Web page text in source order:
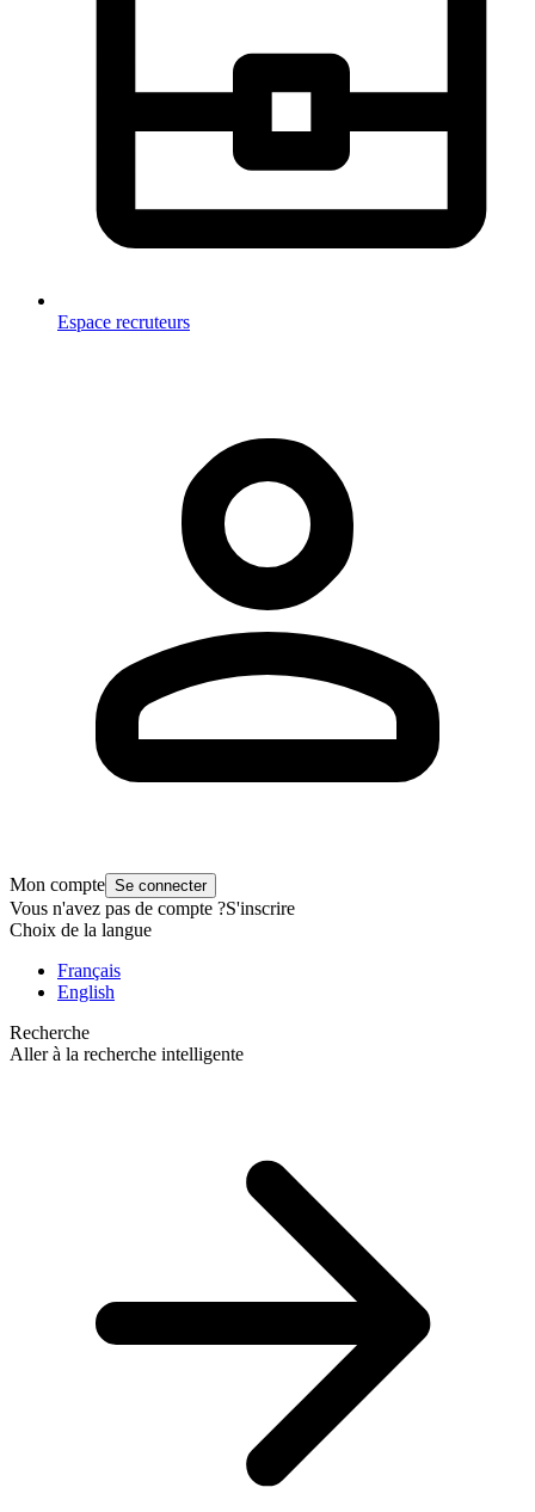
Espace recruteurs
Mon compte Se connecter
Vous n'avez pas de compte ?S'inscrire
Choix de la langue
Français
English
Recherche
Aller à la recherche intelligente